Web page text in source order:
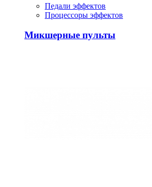
Педали эффектов
Процессоры эффектов
Микшерные пульты